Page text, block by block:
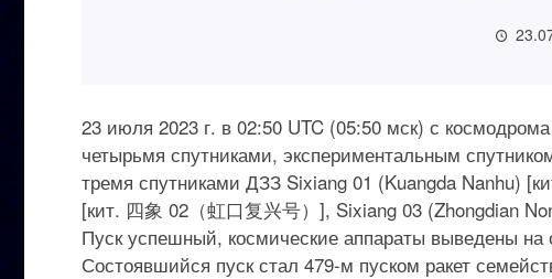
23 июля 2023 г. в 02:50 UTC (05:50 мск) с
четырьмя спутниками, экспериментальным
тремя спутниками ДЗЗ Sixiang 01 (Kuangda Nanhu)
[кит. 四象 02（虹口复兴号）], Sixiang 03 (Zhongdian
Пуск успешный, космические аппараты выведены на
Состоявшийся пуск стал 479-м пуском ракет